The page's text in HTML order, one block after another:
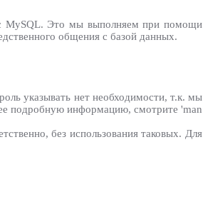
с MySQL. Это мы выполняем при помощи
общения с базой данных.
указывать нет необходимости, т.к. мы
подробную информацию, смотрите 'man
без использования таковых. Для